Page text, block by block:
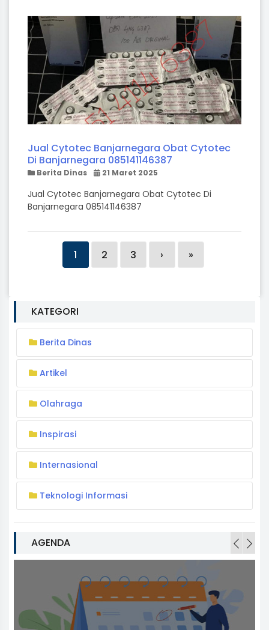
Jual Cytotec Banjarnegara Obat Cytotec
Di Banjarnegara 085141146387
Berita Dinas 21 Maret 2025
Jual Cytotec Banjarnegara Obat Cytotec Di
Banjarnegara 085141146387
1 2 3 › »
KATEGORI
Berita Dinas
Artikel
Olahraga
Inspirasi
Internasional
Teknologi Informasi
AGENDA